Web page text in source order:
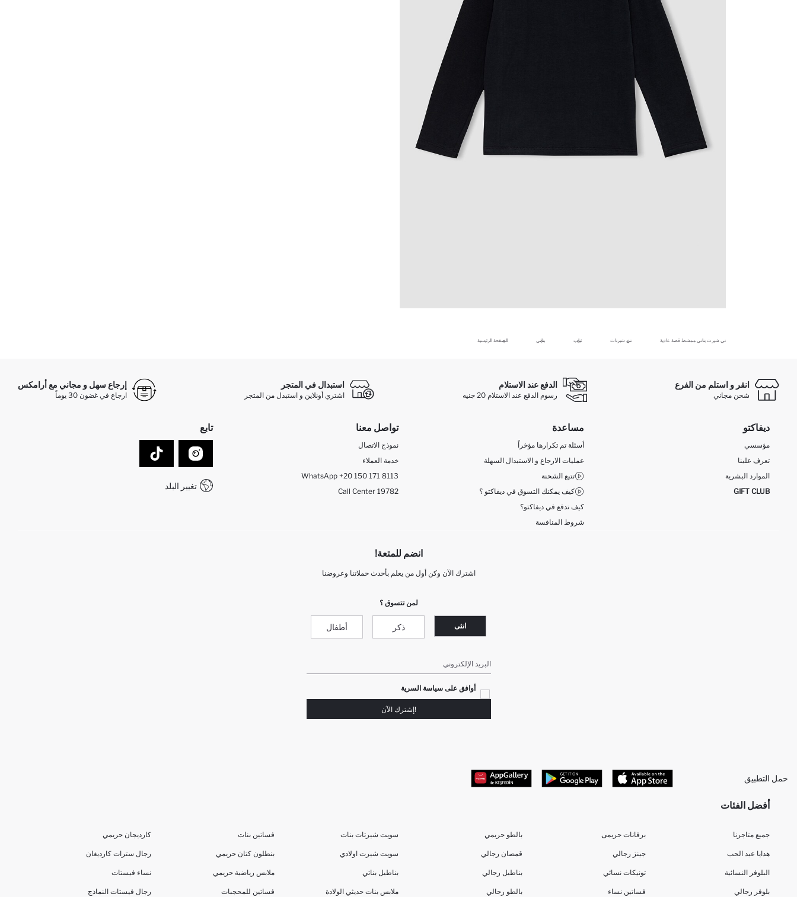
الصفحة الرئيسية بناتي ثياب تي شيرتات تي شيرت بناتي ممشط قصة عادية
انقر و استلم من الفرع
شحن مجاني
الدفع عند الاستلام
رسوم الدفع عند الاستلام 20 جنيه
استبدال في المتجر
اشتري أونلاين و استبدل من المتجر
إرجاع سهل و مجاني مع أرامكس
ارجاع في غضون 30 يوماً
ديفاكتو
مؤسسي
تعرف علينا
الموارد البشرية
GIFT CLUB
مساعدة
أسئلة تم تكرارها مؤخراً
عمليات الارجاع و الاستبدال السهلة
تتبع الشحنة
كيف يمكنك التسوق في ديفاكتو ؟
كيف تدفع في ديفاكتو؟
شروط المنافسة
تواصل معنا
نموذج الاتصال
خدمة العملاء
WhatsApp +20 150 171 8113
Call Center 19782
تابع
تغيير البلد
انضم للمتعة!
اشترك الآن وكن أول من يعلم بأحدث حملاتنا وعروضنا
لمن تتسوق ؟
انثى ذكر أطفال
البريد الإلكتروني
أوافق على سياسة السرية
!إشترك الآن
حمل التطبيق
أفضل الفئات
جميع متاجرنا
هدايا عيد الحب
البلوفر النسائية
بلوفر رجالي
برفانات حريمى
جينز رجالي
تونيكات نسائي
فساتين نساء
بالطو حريمي
قمصان رجالي
بناطيل رجالي
بالطو رجالي
سويت شيرتات بنات
سويت شيرت اولادي
بناطيل بناتي
ملابس بنات حديثي الولادة
فساتين بنات
بنطلون كتان حريمي
ملابس رياضية حريمي
فساتين للمحجبات
كارديجان حريمي
رجال سترات كارديغان
نساء فيستات
رجال فيستات النماذج